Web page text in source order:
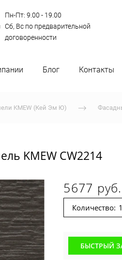
Пн-Пт: 9.00 - 19.00
Сб, Вс по предварительной
договоренности
Блог Контакты
KMEW (Кей Эм Ю)
KMEW CW2214
5677 руб.
Количество:
БЫСТРЫЙ